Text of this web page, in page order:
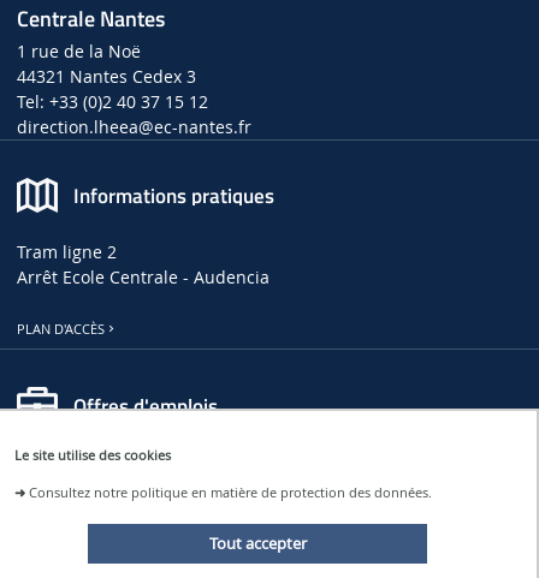
Le site utilise des cookies
➜Consultez notre politique en matière de protection des données.
Tout accepter
Centrale Nantes
1 rue de la Noë
44321 Nantes Cedex 3
Tel: +33 (0)2 40 37 15 12
direction.lheea@ec-nantes.fr
Informations pratiques
Tram ligne 2
Arrêt Ecole Centrale - Audencia
PLAN D'ACCÈS
Offres d'emplois
OFFRES D'EMPLOIS, DE THÈSES ET DE STAGES AU LHEEA
OFFRES D'EMPLOI À CENTRALE NANTES
Restons connectés